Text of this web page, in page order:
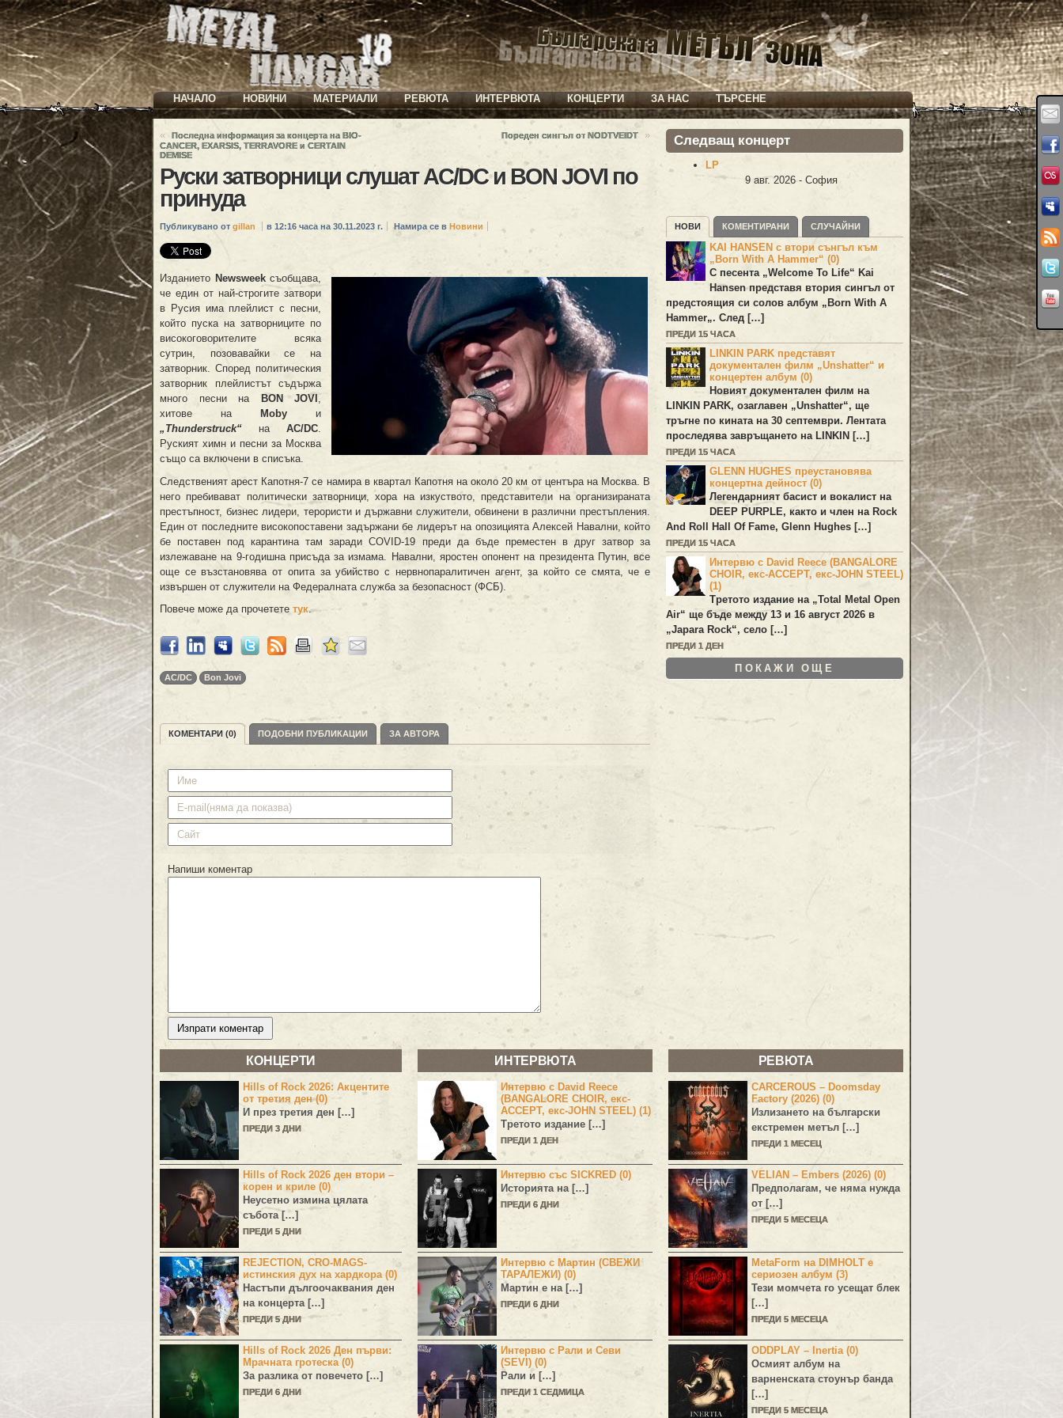
НАЧАЛО НОВИНИ МАТЕРИАЛИ РЕВЮТА ИНТЕРВЮТА КОНЦЕРТИ ЗА НАС ТЪРСЕНЕ
«
Последна информация за концерта на BIO-
CANCER, EXARSIS, TERRAVORE и CERTAIN
DEMISE
Пореден сингъл от NODTVEIDT »
Руски затворници слушат AC/DC и BON JOVI по
принуда
Публикувано от gillan в 12:16 часа на 30.11.2023 г. Намира се в Новини
Изданието Newsweekсъобщава,
че един от най-строгите затвори
в Русия има плейлист с песни,
който пуска на затворниците по
високоговорителите всяка
сутрин, позовавайки се на
затворник. Според политическия
затворник плейлистът съдържа
много песни на
BON JOVI
хитове на
Moby и
„Thunderstruck“ на AC/DC
Руският химн и песни за Москва
също са включени в списъка.
Следственият арест Капотня-7 се намира в квартал Капотня на около 20 км от центъра на Москва. В
него пребивават политически затворници, хора на изкуството, представители на организираната
престъпност, бизнес лидери, терористи и държавни служители, обвинени в различни престъпления.
Един от последните високопоставени задържани бе лидерът на опозицията Алексей Навални, който
бе поставен под карантина там заради COVID-19 преди да бъде преместен в друг затвор за
излежаване на 9-годишна присъда за измама. Навални, яростен опонент на президента Путин, все
още се възстановява от опита за убийство с нервнопаралитичен агент, за който се смята, че е
извършен от служители на Федералната служба за безопасност (ФСБ).
Повече може да прочетете тук.
AC/DC Bon Jovi
КОМЕНТАРИ (0) ПОДОБНИ ПУБЛИКАЦИИ ЗА АВТОРА
Напиши коментар
Следващ концерт
LP
9 авг. 2026 - София
НОВИ КОМЕНТИРАНИ СЛУЧАЙНИ
KAI HANSEN с втори сънгъл към
„Born With A Hammer“ (0)
С песента „Welcome To Life“ Kai
Hansenпредставя втория сингъл от
предстоящия си солов албум „ Born With A
Hammer„. След […]
ПРЕДИ 15 ЧАСА
LINKIN PARK представят
документален филм „Unshatter“ и
концертен албум (0)
Новият документален филм на
LINKIN PARK, озаглавен „Unshatter“, ще
тръгне по кината на 30 септември. Лентата
проследява завръщането наLINKIN […]
ПРЕДИ 15 ЧАСА
GLENN HUGHES преустановява
концертна дейност (0)
Легендарният басист и вокалист на
DEEP PURPLE, както и член на Rock
And Roll Hall Of Fame, Glenn Hughes […]
ПРЕДИ 15 ЧАСА
Интервю с David Reece (BANGALORE
CHOIR, екс-ACCEPT, екс-JOHN STEEL)
(1)
Третото издание на „Total Metal Open
Air“ ще бъде между 13 и 16 август 2026 в
„Japara Rock“, село […]
ПРЕДИ 1 ДЕН
ПОКАЖИ ОЩЕ
КОНЦЕРТИ
Hills of Rock 2026: Акцентите
от третия ден (0)
И през третия ден […]
ПРЕДИ 3 ДНИ
Hills of Rock 2026 ден втори –
корен и криле (0)
Неусетно измина цялата
събота […]
ПРЕДИ 5 ДНИ
REJECTION, CRO-MAGS-
истинския дух на хардкора (0)
Настъпи дългоочаквания ден
на концерта […]
ПРЕДИ 5 ДНИ
Hills of Rock 2026 Ден първи:
Мрачната гротеска (0)
За разлика от повечето […]
ПРЕДИ 6 ДНИ
ИНТЕРВЮТА
Интервю с David Reece
(BANGALORE CHOIR, екс-
ACCEPT, екс-JOHN STEEL) (1)
Третото издание […]
ПРЕДИ 1 ДЕН
Интервю със SICKRED (0)
Историята на […]
ПРЕДИ 6 ДНИ
Интервю с Мартин (СВЕЖИ
ТАРАЛЕЖИ) (0)
Мартин е на […]
ПРЕДИ 6 ДНИ
Интервю с Рали и Севи
(SEVI) (0)
Рали и […]
ПРЕДИ 1 СЕДМИЦА
РЕВЮТА
CARCEROUS – Doomsday
Factory (2026) (0)
Излизането на български
екстремен метъл […]
ПРЕДИ 1 МЕСЕЦ
VELIAN – Embers (2026) (0)
Предполагам, че няма нужда
от […]
ПРЕДИ 5 МЕСЕЦА
MetaForm на DIMHOLT е
сериозен албум (3)
Тези момчета го усещат блек
[…]
ПРЕДИ 5 МЕСЕЦА
ODDPLAY – Inertia (0)
Осмият албум на
варненската стоунър банда
[…]
ПРЕДИ 5 МЕСЕЦА